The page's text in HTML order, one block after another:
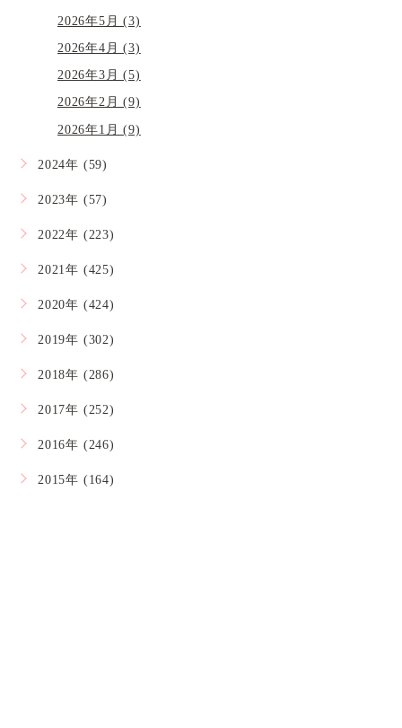
2026年5月 (3)
2026年4月 (3)
2026年3月 (5)
2026年2月 (9)
2026年1月 (9)
2024年 (59)
2023年 (57)
2022年 (223)
2021年 (425)
2020年 (424)
2019年 (302)
2018年 (286)
2017年 (252)
2016年 (246)
2015年 (164)